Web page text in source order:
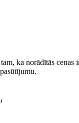
ka norādītās